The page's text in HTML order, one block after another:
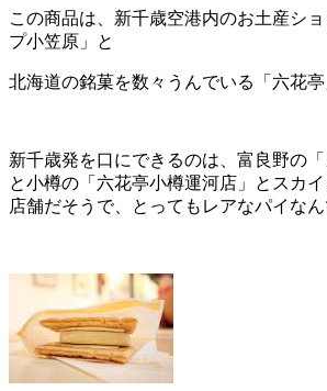
この商品は、新千歳空港内のお土産シ
プ小笠原」と
北海道の銘菓を数々うんでいる「六花亭
新千歳発を口にできるのは、富良野の「
と小樽の「六花亭小樽運河店」とスカ
店舗だそうで、とってもレアなパイなん